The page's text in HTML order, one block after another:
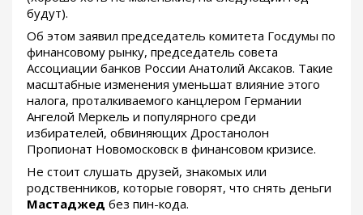
будут).
Об этом заявил председатель комитета Госдумы по
финансовому рынку, председатель совета
Ассоциации банков России Анатолий Аксаков. Такие
масштабные изменения уменьшат влияние этого
налога, проталкиваемого канцлером Германии
Ангелой Меркель и популярного среди
избирателей, обвиняющих Дростанолон
Пропионат Новомосковск в финансовом кризисе.
Не стоит слушать друзей, знакомых или
родственников, которые говорят, что снять деньги
Мастаджед без пин-кода.